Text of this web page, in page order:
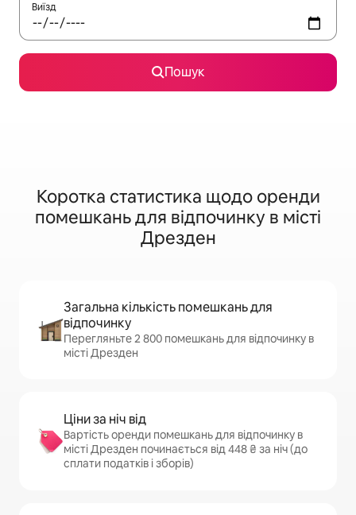
Виїзд
Пошук
Коротка статистика щодо оренди
помешкань для відпочинку в місті
Дрезден
Загальна кількість помешкань для
відпочинку
Перегляньте 2 800 помешкань для відпочинку в
місті Дрезден
Ціни за ніч від
Вартість оренди помешкань для відпочинку в
місті Дрезден починається від 448 ₴ за ніч (до
сплати податків і зборів)